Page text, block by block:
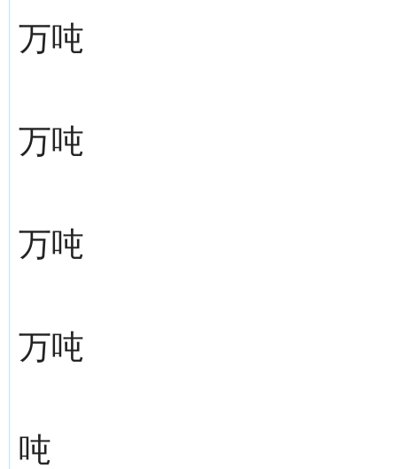
万吨
万吨
万吨
万吨
吨